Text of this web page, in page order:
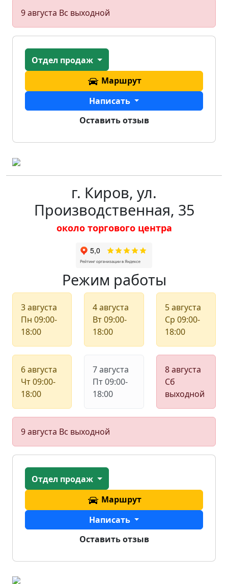
9 августа Вс выходной
Отдел продаж
Маршрут
Написать
Оставить отзыв
г. Киров, ул.
Производственная, 35
около торгового центра
Режим работы
3 августа
Пн 09:00-
18:00
4 августа
Вт09:00-
18:00
5 августа
Ср 09:00-
18:00
6 августа
Чт09:00-
18:00
7 августа
Пт09:00-
18:00
8 августа
Сб
выходной
9 августа Вс выходной
Отдел продаж
Маршрут
Написать
Оставить отзыв